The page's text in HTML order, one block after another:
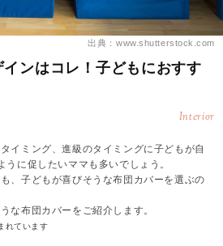
出典：www.shutterstock.com
ンはコレ！子どもにおすす
Interior
イミング、進級のタイミングに子どもが自
に促したいママも多いでしょう。
、子どもが喜びそうな布団カバーを選ぶの
な布団カバーをご紹介します。
れています